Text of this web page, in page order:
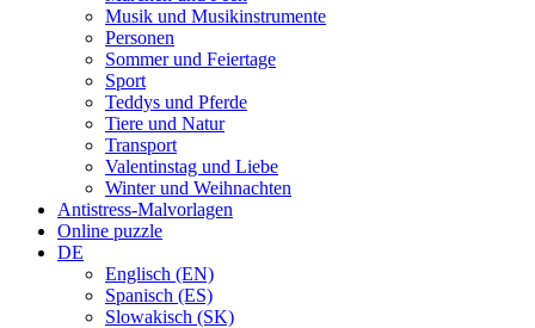
Musik und Musikinstrumente
Personen
Sommer und Feiertage
Sport
Teddys und Pferde
Tiere und Natur
Transport
Valentinstag und Liebe
Winter und Weihnachten
Antistress-Malvorlagen
Online puzzle
DE
Englisch (EN)
Spanisch (ES)
Slowakisch (SK)